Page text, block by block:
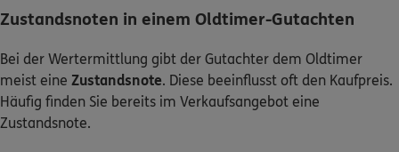
Zustandsnoten in einem Oldtimer-Gutachten
Bei der Wertermittlung gibt der Gutachter dem Oldtimer
meist eine Zustandsnote. Diese beeinflusst oft den Kaufpreis.
Häufig finden Sie bereits im Verkaufsangebot eine
Zustandsnote.